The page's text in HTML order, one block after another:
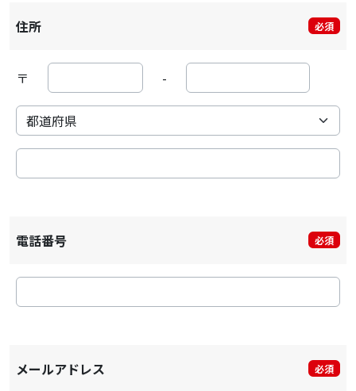
住所 必須
〒 -
電話番号 必須
メールアドレス 必須